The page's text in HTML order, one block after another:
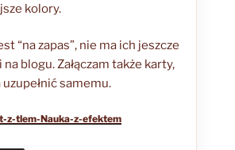
kolory.
“na zapas”, nie ma ich jeszcze
blogu. Załączam także karty,
samemu.
z-tlem-Nauka-z-efektem